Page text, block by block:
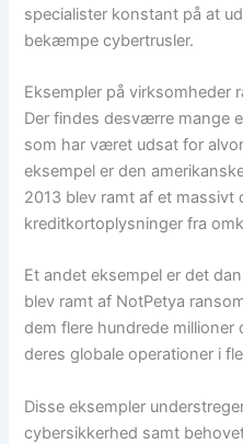
specialister konstant på at
bekæmpe cybertrusler.
Eksempler på virksomheder
Der findes desværre mange
som har været udsat for
eksempel er den
2013 blev ramt af et
kreditkortoplysninger fra
Et andet eksempel er det
blev ramt af NotPetya
dem flere hundrede millioner
deres globale operationer i
Disse eksempler
cybersikkerhed samt